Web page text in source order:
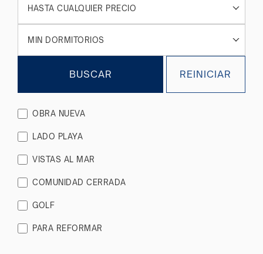
HASTA CUALQUIER PRECIO
MIN DORMITORIOS
BUSCAR REINICIAR
OBRA NUEVA
LADO PLAYA
VISTAS AL MAR
COMUNIDAD CERRADA
GOLF
PARA REFORMAR